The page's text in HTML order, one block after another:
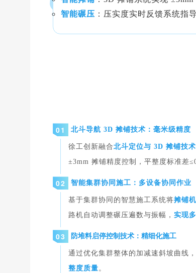
智能碾压 ：压实度实时反馈系统指
01 北斗导航 3D 摊铺技术：毫米级精度
徐工创新融合北斗定位与 3D 摊铺技术
±3mm 摊铺精度控制，平整度标准差
02 智能集群协同施工：多设备协同作业
基于集群协同的智慧施工系统将摊铺
路机自动调整碾压遍数与振幅，实现
03 防堆料启停控制技术：精细化施工
通过优化集群整体的加减速斜坡曲线
整度质量。